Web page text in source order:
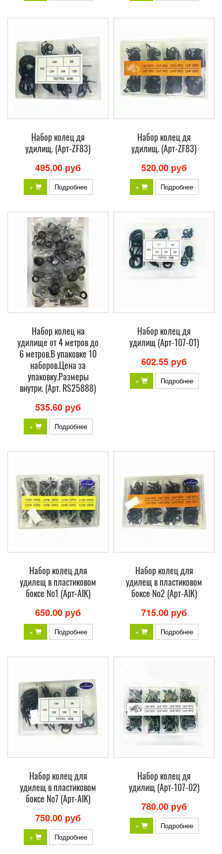
Набор колец дя
удилищ. (Арт-ZF83)
495.00 руб
+ Подробнее
Набор колец дя
удилищ. (Арт-ZF83)
520.00 руб
+ Подробнее
Набор колец на
удилище от 4 метров до
6 метров.В упаковке 10
наборов.Цена за
упаковку.Размеры
внутри. (Арт. RS25888)
535.60 руб
+ Подробнее
Набор колец дя
удилищ (Арт-107-01)
602.55 руб
+ Подробнее
Набор колец для
удилещ в пластиковом
боксе №1 (Арт-AIK)
650.00 руб
+ Подробнее
Набор колец для
удилещ в пластиковом
боксе №2 (Арт-AIK)
715.00 руб
+ Подробнее
Набор колец для
удилещ в пластиковом
боксе №7 (Арт-AIK)
750.00 руб
+ Подробнее
Набор колец дя
удилищ (Арт-107-02)
780.00 руб
+ Подробнее